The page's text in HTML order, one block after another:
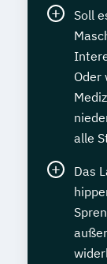
Soll
Oder
alle
Das